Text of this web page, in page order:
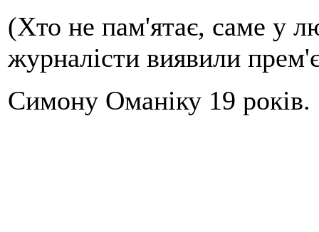
(Хто не пам'ятає, саме у
журналісти виявили
Симону Оманіку 19 років.